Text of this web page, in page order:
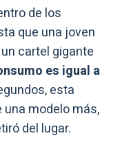
de los
que una joven
cartel gigante
es igual a
esta
modelo más,
del lugar.